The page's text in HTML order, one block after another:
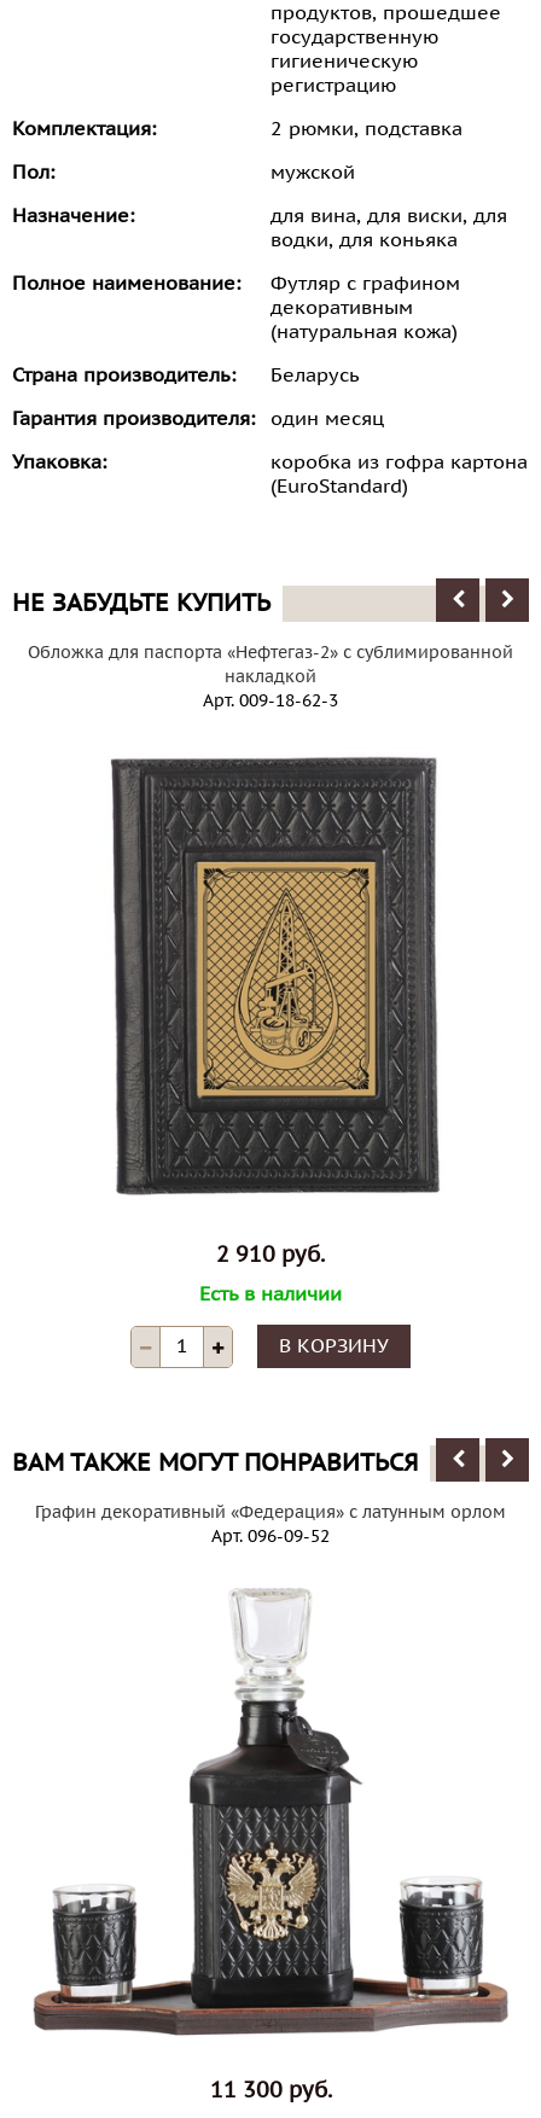
продуктов, прошедшее
государственную
гигиеническую
регистрацию
Комплектация:
2 рюмки, подставка
Пол:
мужской
Назначение:
для вина, для виски, для
водки, для коньяка
Полное наименование:
Футляр с графином
декоративным
(натуральная кожа)
Страна производитель:
Беларусь
Гарантия производителя:
один месяц
Упаковка:
коробка из гофра картона
(EuroStandard)
НЕ ЗАБУДЬТЕ КУПИТЬ
Обложка для паспорта «Нефтегаз-2» с сублимированной
накладкой
Арт. 009-18-62-3
2 910 руб.
Есть в наличии
В КОРЗИНУ
ВАМ ТАКЖЕ МОГУТ ПОНРАВИТЬСЯ
Графин декоративный «Федерация» с латунным орлом
Арт. 096-09-52
11 300 руб.